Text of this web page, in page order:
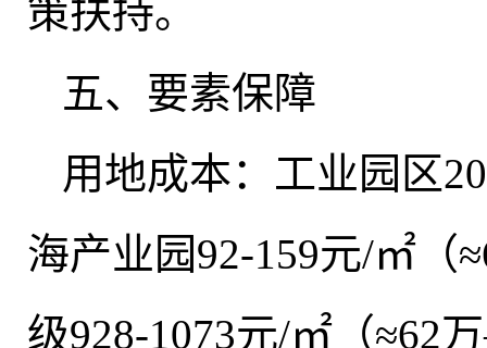
策扶持。
五、要素保障
用地成本：工业园区
海产业园92-159元/㎡（
级928-1073元/㎡（≈62